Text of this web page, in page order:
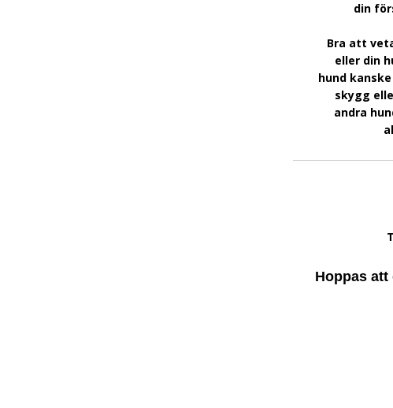
din
Bra att
eller din
hund
skygg
andra
Hoppas